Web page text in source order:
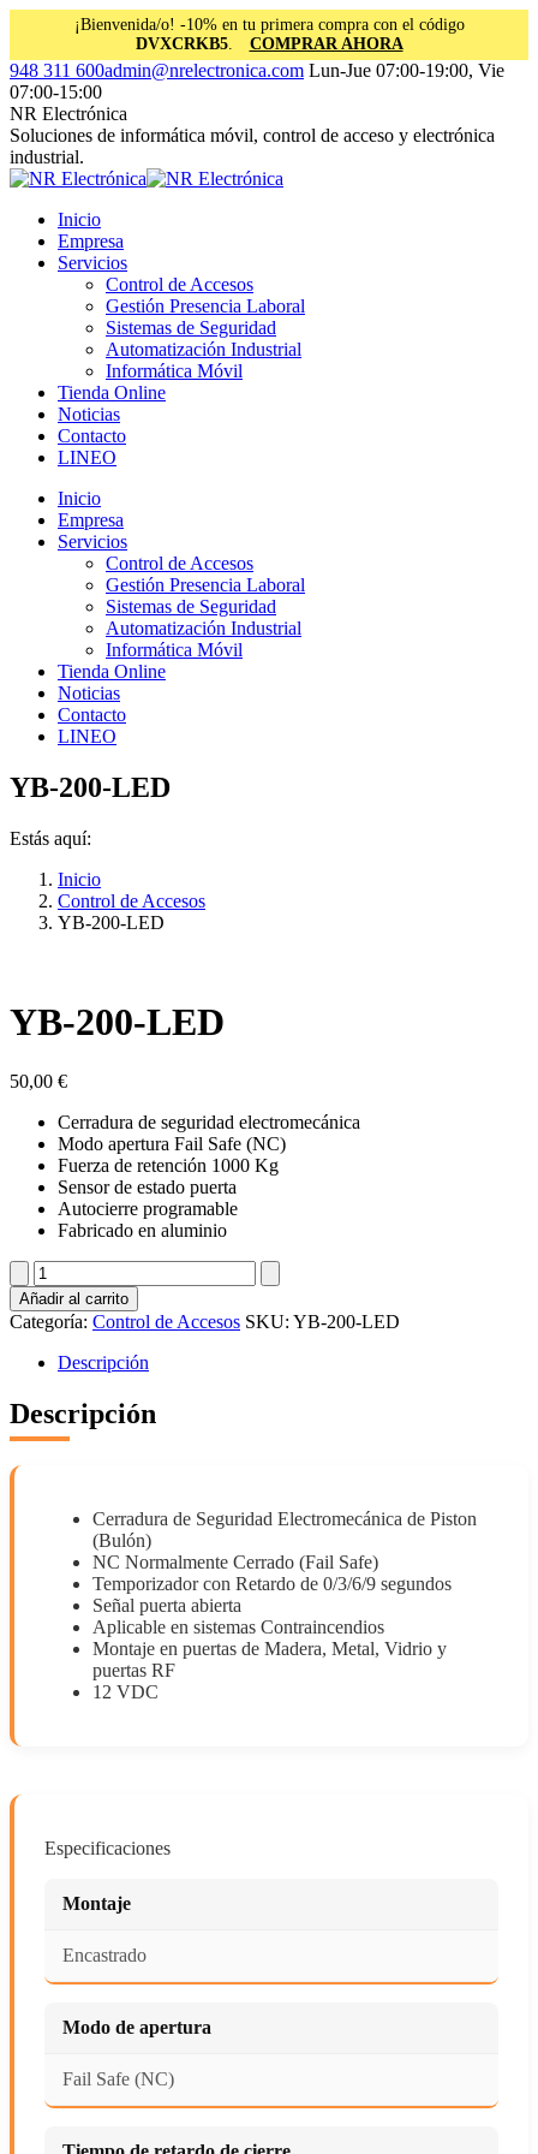
¡Bienvenida/o! -10% en tu primera compra con el código
DVXCRKB5. COMPRAR AHORA
Saltar
al
contenido
Facebook
page
opens
in
new
window
Instagram
page
opens
in
new
window
Linkedin
page
opens
in
new
window
948 311 600admin@nrelectronica.com Lun-Jue 07:00-19:00, Vie
07:00-15:00
NR Electrónica
Soluciones de informática móvil, control de acceso y electrónica
industrial.
Inicio
Empresa
Servicios
Control de Accesos
Gestión Presencia Laboral
Sistemas de Seguridad
Automatización Industrial
Informática Móvil
Tienda Online
Noticias
Contacto
LINEO
Inicio
Empresa
Servicios
Control de Accesos
Gestión Presencia Laboral
Sistemas de Seguridad
Automatización Industrial
Informática Móvil
Tienda Online
Noticias
Contacto
LINEO
YB-200-LED
Estás aquí:
Inicio
Control de Accesos
YB-200-LED
YB-200-LED
50,00 €
Cerradura de seguridad electromecánica
Modo apertura Fail Safe (NC)
Fuerza de retención 1000 Kg
Sensor de estado puerta
Autocierre programable
Fabricado en aluminio
YB-
200-
LED
cantidad
Añadir al carrito
Categoría: Control de Accesos SKU: YB-200-LED
Descripción
Descripción
Cerradura de Seguridad Electromecánica de Piston
(Bulón)
NC Normalmente Cerrado (Fail Safe)
Temporizador con Retardo de 0/3/6/9 segundos
Señal puerta abierta
Aplicable en sistemas Contraincendios
Montaje en puertas de Madera, Metal, Vidrio y
puertas RF
12 VDC
Especificaciones
Montaje
Encastrado
Modo de apertura
Fail Safe (NC)